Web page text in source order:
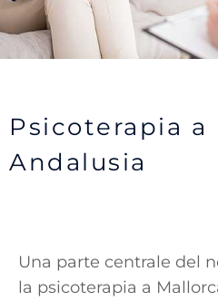
Psicoterapia a
Andalusia
Una parte centrale del
la psicoterapia a